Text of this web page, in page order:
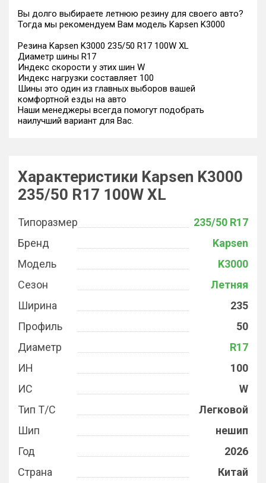
Вы долго выбираете летнюю резину для своего авто?
Тогда мы рекомендуем Вам модель Kapsen K3000
Резина Kapsen K3000 235/50 R17 100W XL
Диаметр шины R17
Индекс скорости у этих шин W
Индекс нагрузки составляет 100
Шины это один из главных выборов вашей
комфортной езды на авто
Наши менеджеры всегда помогут подобрать
наилучший вариант для Вас.
Характеристики Kapsen K3000
235/50 R17 100W XL
Типоразмер
235/50 R17
Бренд
Kapsen
Модель
K3000
Сезон
Летняя
Ширина
235
Профиль
50
Диаметр
R17
ИН
100
ИС
W
Тип Т/С
Легковой
Шип
нешип
Год
2026
Страна
Китай